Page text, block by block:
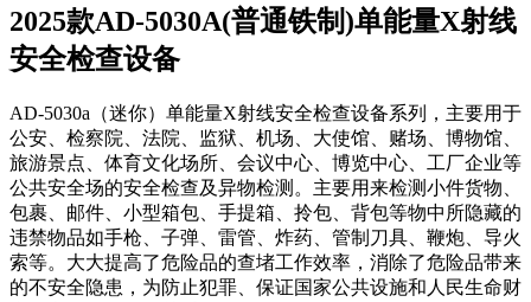
2025款AD-5030A(普通铁制)单能量X射线
安全检查设备
AD-5030a（迷你）单能量X射线安全检查设备系列，主要用于
公安、检察院、法院、监狱、机场、大使馆、赌场、博物馆、
旅游景点、体育文化场所、会议中心、博览中心、工厂企业等
公共安全场的安全检查及异物检测。主要用来检测小件货物、
包裹、邮件、小型箱包、手提箱、拎包、背包等物中所隐藏的
违禁物品如手枪、子弹、雷管、炸药、管制刀具、鞭炮、导火
索等。大大提高了危险品的查堵工作效率，消除了危险品带来
的不安全隐患，为防止犯罪、保证国家公共设施和人民生命财